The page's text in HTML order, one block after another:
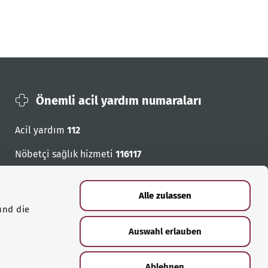
die
Alle zulassen
Auswahl erlauben
Önemli acil yardım numaraları
Acil yardım 112
Nöbetçi sağlık hizmeti 116117
Acil cagri numaralari